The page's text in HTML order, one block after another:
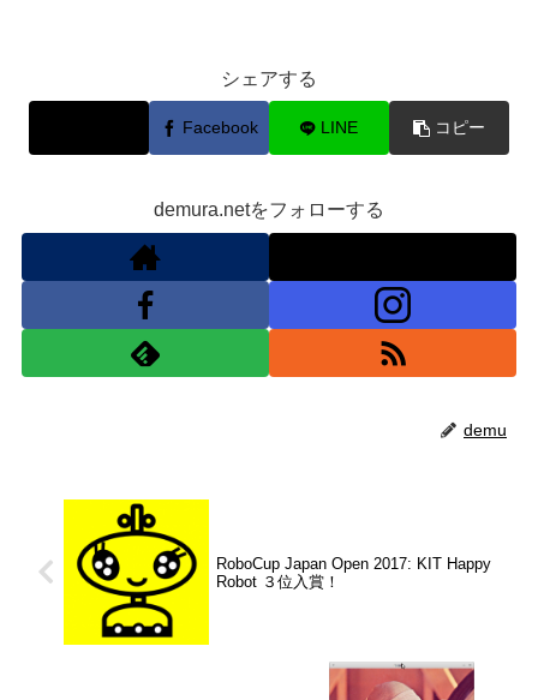
シェアする
Facebook LINE コピー
demura.netをフォローする
demu
RoboCup Japan Open 2017: KIT Happy
Robot ３位入賞！